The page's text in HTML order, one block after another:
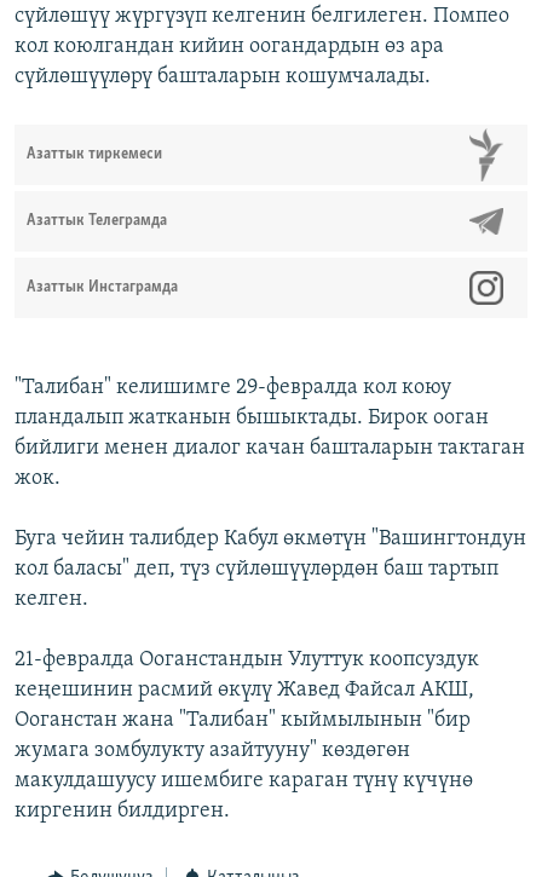
сүйлөшүү жүргүзүп келгенин белгилеген. Помпео
кол коюлгандан кийин оогандардын өз ара
сүйлөшүүлөрү башталарын кошумчалады.
Азаттык тиркемеси
Азаттык Телеграмда
Азаттык Инстаграмда
"Талибан" келишимге 29-февралда кол коюу
пландалып жатканын бышыктады. Бирок ооган
бийлиги менен диалог качан башталарын тактаган
жок.
Буга чейин талибдер Кабул өкмөтүн "Вашингтондун
кол баласы" деп, түз сүйлөшүүлөрдөн баш тартып
келген.
21-февралда Ооганстандын Улуттук коопсуздук
кеңешинин расмий өкүлү Жавед Файсал АКШ,
Ооганстан жана "Талибан" кыймылынын "бир
жумага зомбулукту азайтууну" көздөгөн
макулдашуусу ишембиге караган түнү күчүнө
киргенин билдирген.